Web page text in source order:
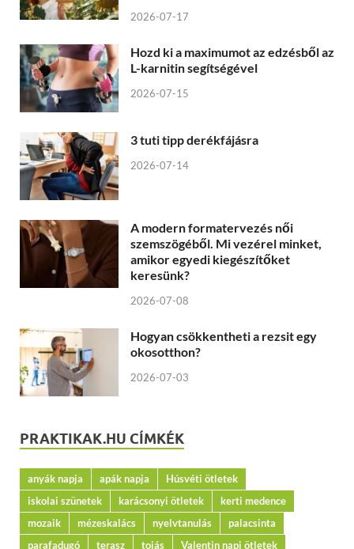
2026-07-17
Hozd ki a maximumot az edzésből az
L-karnitin segítségével
2026-07-15
3 tuti tipp derékfájásra
2026-07-14
A modern formatervezés női
szemszögéből. Mi vezérel minket,
amikor egyedi kiegészítőket
keresünk?
2026-07-08
Hogyan csökkentheti a rezsit egy
okosotthon?
2026-07-03
PRAKTIKAK.HU CÍMKÉK
anyák napja apák napja
Húsvéti ötletek
iskolai szünetek
karácsonyi ötletek
kerti medence
mozaik
mézeskalács nyelvtanulás
palacsinta
parafadugó
terasz tojás
Valentin napi ötletek